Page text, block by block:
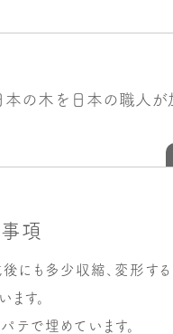
項
も多少収縮、変形するこ
す。
テで埋めています。